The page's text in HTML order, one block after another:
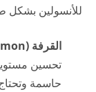
للأنسولين بشكل
القرفة (Cinnamon):
تحسين
حاسمة